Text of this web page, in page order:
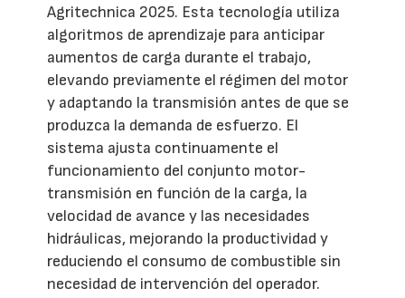
Agritechnica 2025. Esta tecnología utiliza
algoritmos de aprendizaje para anticipar
aumentos de carga durante el trabajo,
elevando previamente el régimen del motor
y adaptando la transmisión antes de que se
produzca la demanda de esfuerzo. El
sistema ajusta continuamente el
funcionamiento del conjunto motor-
transmisión en función de la carga, la
velocidad de avance y las necesidades
hidráulicas, mejorando la productividad y
reduciendo el consumo de combustible sin
necesidad de intervención del operador.